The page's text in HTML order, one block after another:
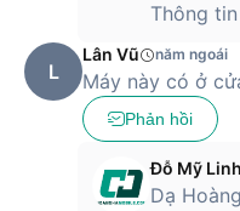
Thông
L
Lân Vũ năm ngoái
Máy này có ở
Phản hồi
Đỗ Mỹ Linh
Dạ